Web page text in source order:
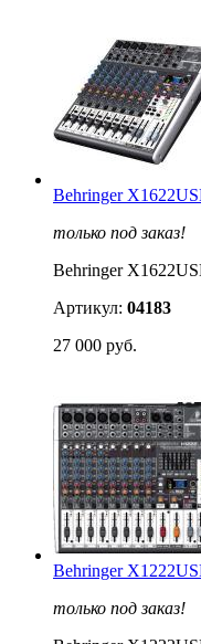
Behringer
только под заказ!
Behringer
Артикул: 04183
27 000 руб.
Behringer
только под заказ!